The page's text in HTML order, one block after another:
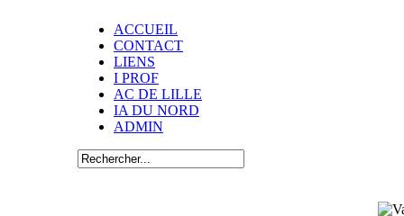
ACCUEIL
CONTACT
LIENS
I PROF
AC DE LILLE
IA DU NORD
ADMIN